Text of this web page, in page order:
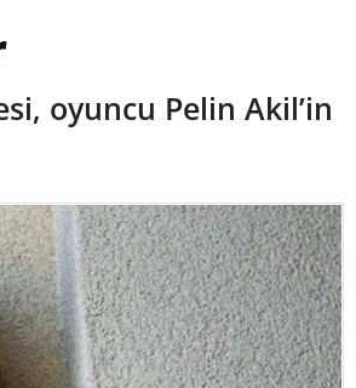
oyuncu Pelin Akil’in